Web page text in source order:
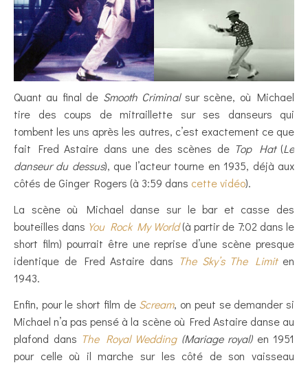
Quant au final de Smooth Criminal sur scène, où Michael
tire des coups de mitraillette sur ses danseurs qui
tombent les uns après les autres, c’est exactement ce que
fait Fred Astaire dans une des scènes de Top Hat(Le
danseur du dessus), que l’acteur tourne en 1935, déjà aux
côtés de Ginger Rogers (à 3:59 dans cette vidéo).
La scène où Michael danse sur le bar et casse des
bouteilles dans You Rock My World(à partir de 7:02 dans le
short film) pourrait être une reprise d’une scène presque
identique de Fred Astaire dans The Sky’s The Limiten
1943.
Enfin, pour le short film de Scream, on peut se demander si
Michael n’a pas pensé à la scène où Fred Astaire danse au
plafond dans The Royal Wedding(Mariage royal)en 1951
pour celle où il marche sur les côté de son vaisseau